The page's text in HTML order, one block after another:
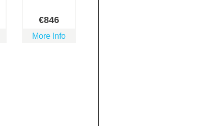
€846
More Info